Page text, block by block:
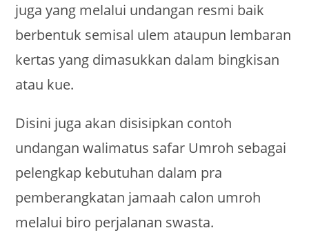
juga yang melalui undangan resmi baik
berbentuk semisal ulem ataupun lembaran
kertas yang dimasukkan dalam bingkisan
atau kue.
Disini juga akan disisipkan contoh
undangan walimatus safar Umroh sebagai
pelengkap kebutuhan dalam pra
pemberangkatan jamaah calon umroh
melalui biro perjalanan swasta.